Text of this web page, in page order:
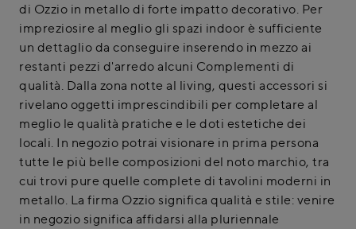
di Ozzio in metallo di forte impatto decorativo. Per
impreziosire al meglio gli spazi indoor è sufficiente
un dettaglio da conseguire inserendo in mezzo ai
restanti pezzi d'arredo alcuni Complementi di
qualità. Dalla zona notte al living, questi accessori si
rivelano oggetti imprescindibili per completare al
meglio le qualità pratiche e le doti estetiche dei
locali. In negozio potrai visionare in prima persona
tutte le più belle composizioni del noto marchio, tra
cui trovi pure quelle complete di tavolini moderni in
metallo. La firma Ozzio significa qualità e stile: venire
in negozio significa affidarsi alla pluriennale